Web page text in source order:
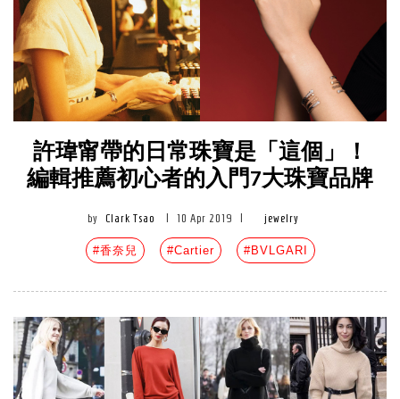
許瑋甯帶的日常珠寶是「這個」！
編輯推薦初心者的入門7大珠寶品牌
by Clark Tsao 10 Apr 2019 jewelry
#香奈兒 #Cartier #BVLGARI